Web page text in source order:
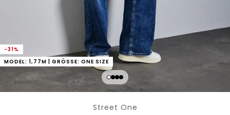
-31%
MODEL: 1,77M | GRÖSSE: ONE SIZE
Street One